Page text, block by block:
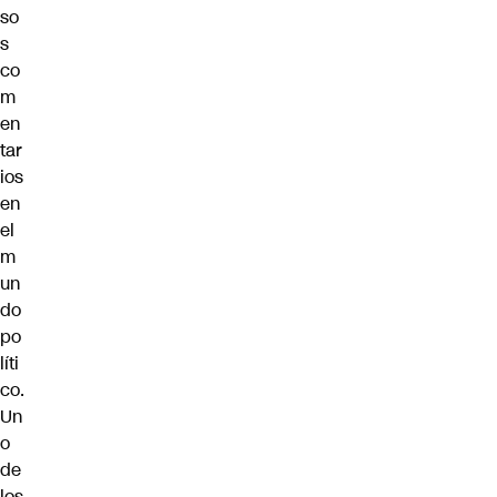
so
s
co
m
en
tar
ios
en
el
m
un
do
po
líti
co.
Un
o
de